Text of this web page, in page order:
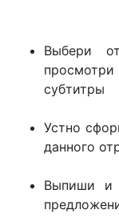
Выбери
субтитры
Устно
данного
Выпиши и